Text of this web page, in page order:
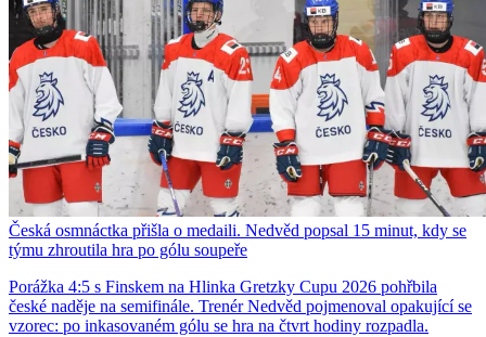
Česká osmnáctka přišla o medaili. Nedvěd popsal 15 minut, kdy se
týmu zhroutila hra po gólu soupeře
Porážka 4:5 s Finskem na Hlinka Gretzky Cupu 2026 pohřbila
české naděje na semifinále. Trenér Nedvěd pojmenoval opakující se
vzorec: po inkasovaném gólu se hra na čtvrt hodiny rozpadla.